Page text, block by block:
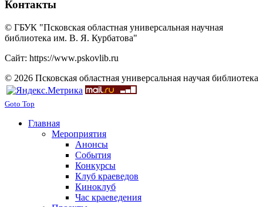
Контакты
© ГБУК "Псковская областная универсальная научная
библиотека им. В. Я. Курбатова"
Сайт: https://www.pskovlib.ru
© 2026 Псковская областная универсальная научая библиотека
Goto Top
Главная
Мероприятия
Анонсы
События
Конкурсы
Клуб краеведов
Киноклуб
Час краеведения